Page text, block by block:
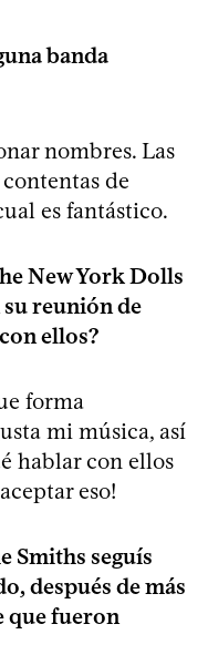
banda
nombres. Las
de
es fantástico.
New York Dolls
su reunión de
ellos?
forma
mi música, así
hablar con ellos
eso!
Smiths seguís
después de más
que fueron